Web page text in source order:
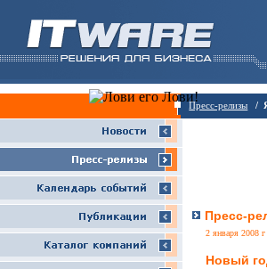
Пресс-релизы /
Пресс-
2 января 2008 г
Новый